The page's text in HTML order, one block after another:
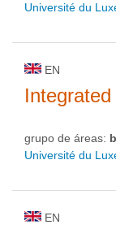
Université du
EN
grupo de áreas:
Université du
EN